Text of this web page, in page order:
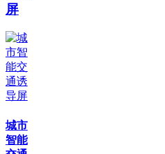
屏
城市
智能